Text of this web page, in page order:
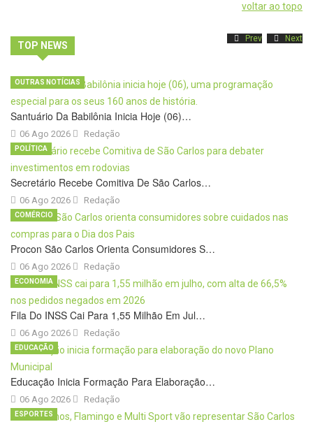
voltar ao topo
TOP NEWS
Prev Next
Santuário Da Babilônia Inicia Hoje (06)…
06 Ago 2026
OUTRAS NOTÍCIAS
Redação
Secretário Recebe Comitiva De São Carlos…
06 Ago 2026
POLÍTICA
Redação
Procon São Carlos Orienta Consumidores S…
06 Ago 2026
COMÉRCIO
Redação
Fila Do INSS Cai Para 1,55 Milhão Em Jul…
06 Ago 2026
ECONOMIA
Redação
Educação Inicia Formação Para Elaboração…
06 Ago 2026
EDUCAÇÃO
Redação
ESPORTES